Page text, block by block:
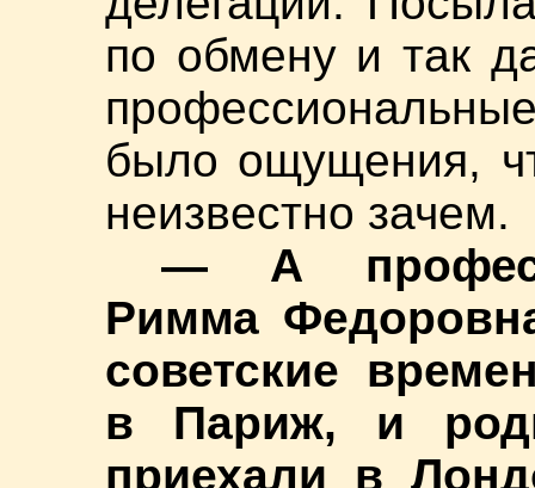
по обмену и так
было ощущения,
неизвестно зачем.
— А
Римма
советские
в Париж, и
приехали в